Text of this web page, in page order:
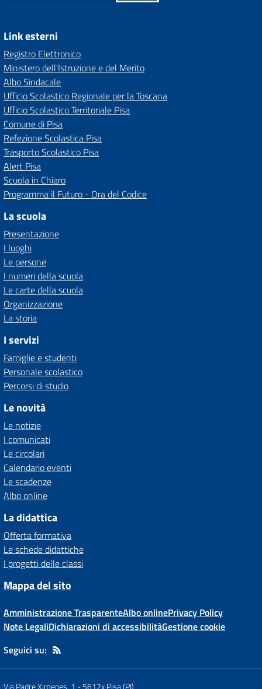
Link esterni
Registro Elettronico
Ministero dell'Istruzione e del Merito
Albo Sindacale
Ufficio Scolastico Regionale per la Toscana
Ufficio Scolastico Territoriale Pisa
Comune di Pisa
Refezione Scolastica Pisa
Trasporto Scolastico Pisa
Alert Pisa
Scuola in Chiaro
Programma il Futuro - Ora del Codice
La scuola
Presentazione
I luoghi
Le persone
I numeri della scuola
Le carte della scuola
Organizzazione
La storia
I servizi
Famiglie e studenti
Personale scolastico
Percorsi di studio
Le novità
Le notizie
I comunicati
Le circolari
Calendario eventi
Le scadenze
Albo online
La didattica
Offerta formativa
Le schede didattiche
I progetti delle classi
Mappa del sito
Amministrazione TrasparenteAlbo onlinePrivacy Policy
Note LegaliDichiarazioni di accessibilitàGestione cookie
Seguici su:
Via Padre Ximenes, 1 -5612x Pisa (PI)